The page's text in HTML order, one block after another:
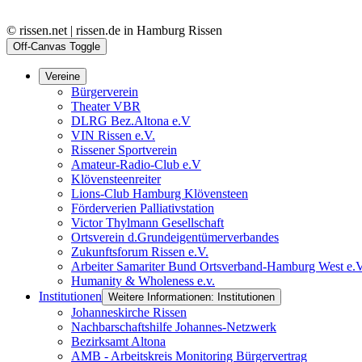
© rissen.net | rissen.de in Hamburg Rissen
Off-Canvas Toggle
Vereine
Bürgerverein
Theater VBR
DLRG Bez.Altona e.V
VIN Rissen e.V.
Rissener Sportverein
Amateur-Radio-Club e.V
Klövensteenreiter
Lions-Club Hamburg Klövensteen
Förderverien Palliativstation
Victor Thylmann Gesellschaft
Ortsverein d.Grundeigentümerverbandes
Zukunftsforum Rissen e.V.
Arbeiter Samariter Bund Ortsverband-Hamburg West
Humanity & Wholeness e.v.
Institutionen Weitere Informationen: Institutionen
Johanneskirche Rissen
Nachbarschaftshilfe Johannes-Netzwerk
Bezirksamt Altona
AMB - Arbeitskreis Monitoring Bürgervertrag